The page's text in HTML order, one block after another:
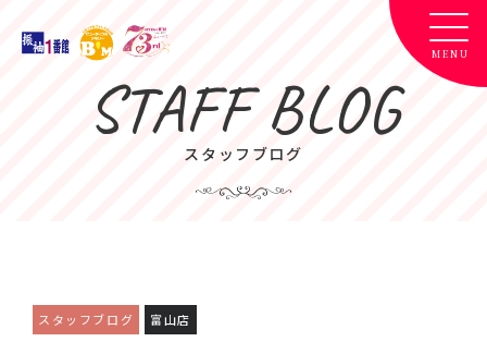
STAFF BLOG
スタッフブログ
スタッフブログ 富山店